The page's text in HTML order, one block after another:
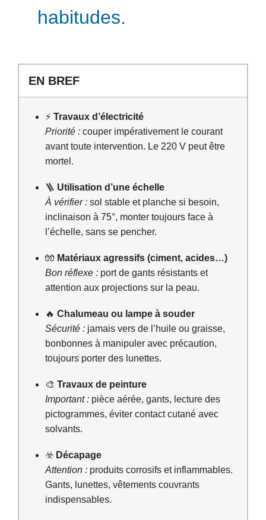
habitudes.
EN BREF
⚡ Travaux d’électricité
Priorité : couper impérativement le courant
avant toute intervention. Le 220 V peut être
mortel.
🪜 Utilisation d’une échelle
À vérifier : sol stable et planche si besoin,
inclinaison à 75°, monter toujours face à
l’échelle, sans se pencher.
🧤 Matériaux agressifs (ciment, acides…)
Bon réflexe : port de gants résistants et
attention aux projections sur la peau.
🔥 Chalumeau ou lampe à souder
Sécurité : jamais vers de l’huile ou graisse,
bonbonnes à manipuler avec précaution,
toujours porter des lunettes.
🎨 Travaux de peinture
Important : pièce aérée, gants, lecture des
pictogrammes, éviter contact cutané avec
solvants.
☣️ Décapage
Attention : produits corrosifs et inflammables.
Gants, lunettes, vêtements couvrants
indispensables.